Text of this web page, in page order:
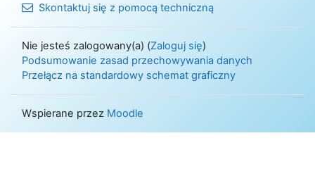
Skontaktuj się z pomocą techniczną
Nie jesteś zalogowany(a) (Zaloguj się)
Podsumowanie zasad przechowywania danych
Przełącz na standardowy schemat graficzny
Wspierane przez Moodle